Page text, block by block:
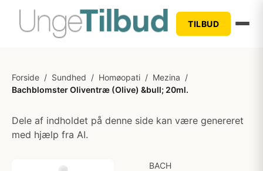
TILBUD
Forside / Sundhed / Homøopati / Mezina /
Bachblomster Oliventræ (Olive) &bull; 20ml.
Dele af indholdet på denne side kan være genereret
med hjælp fra AI.
BACH